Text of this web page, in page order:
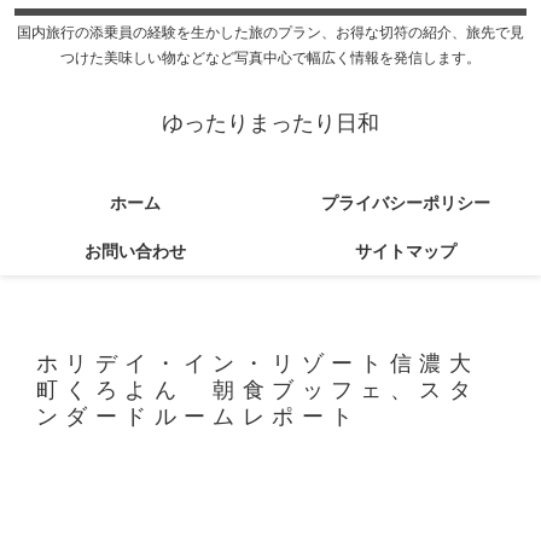
国内旅行の添乗員の経験を生かした旅のプラン、お得な切符の紹介、旅先で見
つけた美味しい物などなど写真中心で幅広く情報を発信します。
ゆったりまったり日和
ホーム プライバシーポリシー
お問い合わせ サイトマップ
ホリデイ・イン・リゾート信濃大
町くろよん 朝食ブッフェ、スタ
ンダードルームレポート